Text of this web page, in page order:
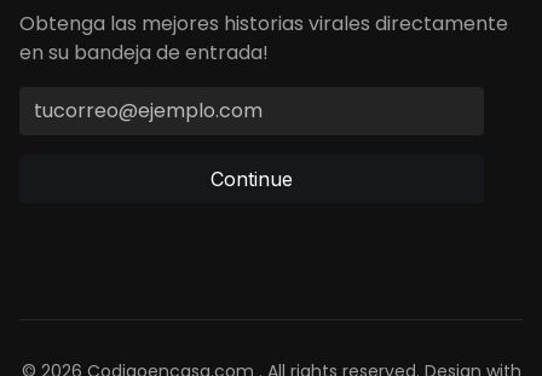
Obtenga las mejores historias virales directamente
en su bandeja de entrada!
Continue
© 2026 Codigoencasa.com . All rights reserved. Design with